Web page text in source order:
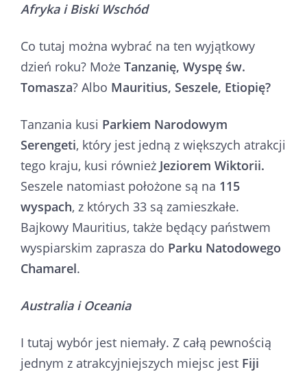
Afryka i Biski Wschód
Co tutaj można wybrać na ten wyjątkowy
dzień roku? Może Tanzanię, Wyspę św.
Tomasza? Albo Mauritius, Seszele, Etiopię?
Tanzania kusi Parkiem Narodowym
Serengeti, który jest jedną z większych atrakcji
tego kraju, kusi również Jeziorem Wiktorii.
Seszele natomiast położone są na 115
wyspach, z których 33 są zamieszkałe.
Bajkowy Mauritius, także będący państwem
wyspiarskim zaprasza do Parku Natodowego
Chamarel.
Australia i Oceania
I tutaj wybór jest niemały. Z całą pewnością
jednym z atrakcyjniejszych miejsc jest Fiji